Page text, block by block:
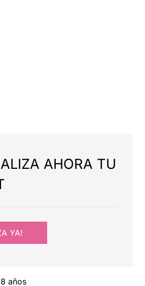
AHORA TU
YA!
años